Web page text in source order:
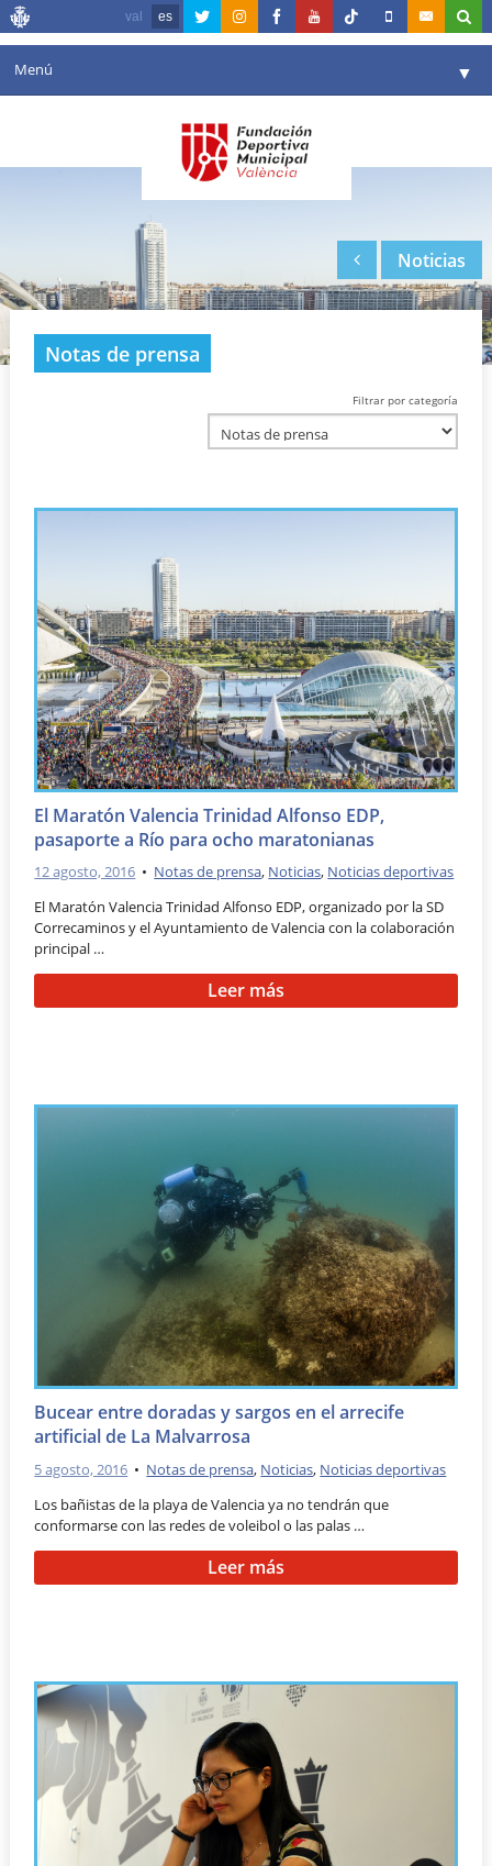
val es
Menú ▼
Agenda
▼
Valencia en deporte
Portal de Transparencia
Noticias
Notas de prensa
Filtrar por categoría
El Maratón Valencia Trinidad Alfonso EDP,
pasaporte a Río para ocho maratonianas
12 agosto, 2016 • Notas de prensa, Noticias, Noticias deportivas
El Maratón Valencia Trinidad Alfonso EDP, organizado por la SD
Correcaminos y el Ayuntamiento de Valencia con la colaboración
principal …
Leer más
Bucear entre doradas y sargos en el arrecife
artificial de La Malvarrosa
5 agosto, 2016 • Notas de prensa, Noticias, Noticias deportivas
Los bañistas de la playa de Valencia ya no tendrán que
conformarse con las redes de voleibol o las palas …
Leer más